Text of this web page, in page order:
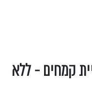
קמחים - ללא